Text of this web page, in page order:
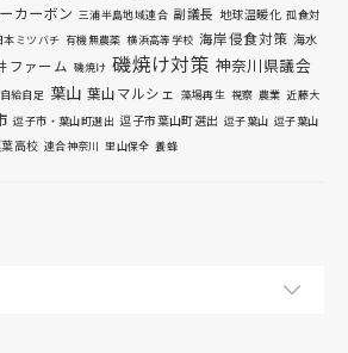
カーボン 三浦半島地域連合 副議長 地球温暖化 孤食対
本ミツバチ 有機無農薬 横浜高等学校 海岸侵食対策 海水
ファーム 磯焼け 磯焼け対策 神奈川県議会
自給自足 葉山 葉山マルシェ 藻場再生 視察 農業 近藤大
逗子市・葉山町選出 逗子市葉山町選出 逗子葉山 逗子葉山
高校 連合神奈川 里山保全 養蜂